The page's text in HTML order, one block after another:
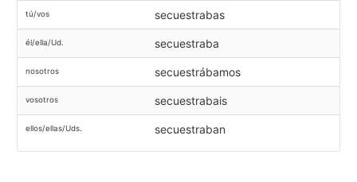
tú/vos secuestrabas
él/ella/Ud. secuestraba
nosotros secuestrábamos
vosotros secuestrabais
ellos/ellas/Uds. secuestraban